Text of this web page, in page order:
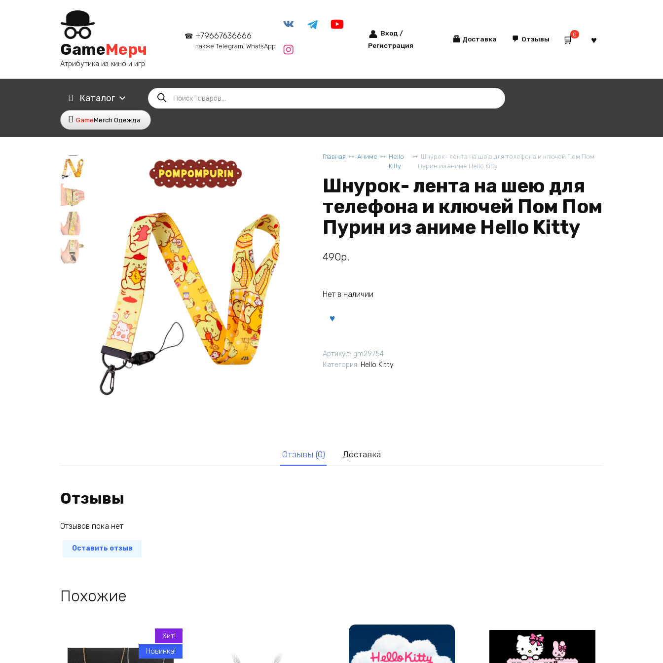
GameМерч
Атрибутика из кино и игр
+79667636666
также Telegram, WhatsApp
Вход /
Регистрация
Доставка Отзывы
0
Каталог
Поиск
товаров
GameMerch Одежда
Главная Аниме
Hello
Kitty
Шнурок- лента на шею для телефона и ключей Пом Пом
Пурин из аниме Hello Kitty
Шнурок- лента на шею для
телефона и ключей Пом Пом
Пурин из аниме Hello Kitty
490р.
Нет в наличии
Артикул: gm29754
Категория: Hello Kitty
Отзывы (0) Доставка
Отзывы
Отзывов пока нет
Оставить отзыв
Похожие
Хит!
Новинка!